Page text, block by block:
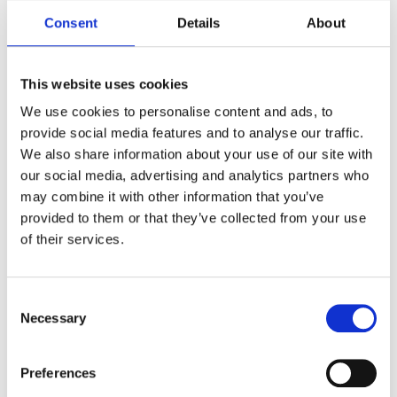
Consent Details About
This website uses cookies
We use cookies to personalise content and ads, to
provide social media features and to analyse our traffic.
We also share information about your use of our site with
our social media, advertising and analytics partners who
may combine it with other information that you’ve
provided to them or that they’ve collected from your use
of their services.
Selection
Necessary
Preferences
Ce alte diferențe mai sunt între
diferite materiale?
Folosirea materialelor eficiente termic în